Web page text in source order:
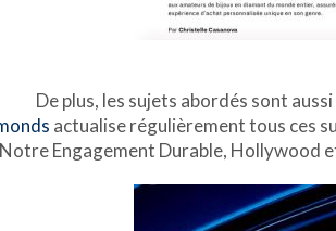
De plus, les sujets abordés sont
actualise régulièrement tous ces
Notre Engagement Durable,